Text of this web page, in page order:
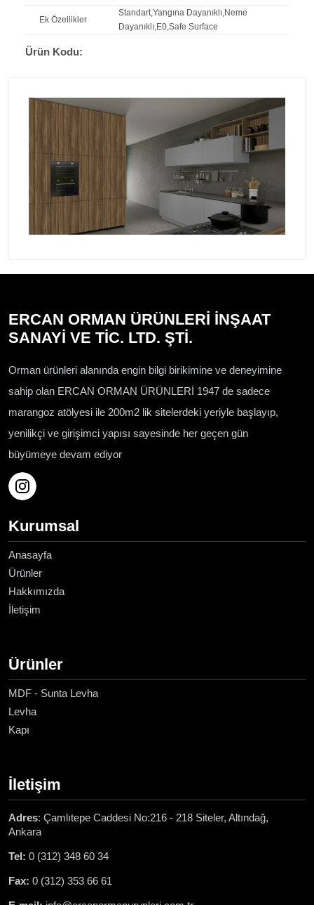
Ek Özellikler
Standart,Yangına Dayanıklı,Neme
Dayanıklı,E0,Safe Surface
Ürün Kodu:
ERCAN ORMAN ÜRÜNLERİ İNŞAAT
SANAYİ VE TİC. LTD. ŞTİ.
Orman ürünleri alanında engin bilgi birikimine ve deneyimine
sahip olan ERCAN ORMAN ÜRÜNLERİ 1947 de sadece
marangoz atölyesi ile 200m2 lik sitelerdeki yeriyle başlayıp,
yenilikçi ve girişimci yapısı sayesinde her geçen gün
büyümeye devam ediyor
Kurumsal
Anasayfa
Ürünler
Hakkımızda
İletişim
Ürünler
MDF - Sunta Levha
Levha
Kapı
İletişim
Adres: Çamlıtepe Caddesi No:216 - 218 Siteler, Altındağ,
Ankara
Tel: 0 (312) 348 60 34
Fax: 0 (312) 353 66 61